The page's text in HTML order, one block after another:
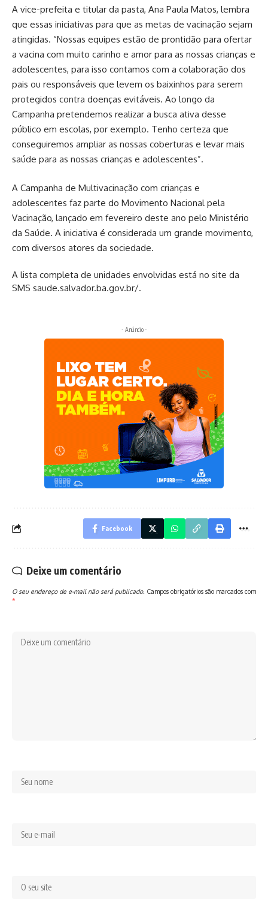
A vice-prefeita e titular da pasta, Ana Paula Matos, lembra
que essas iniciativas para que as metas de vacinação sejam
atingidas. “Nossas equipes estão de prontidão para ofertar
a vacina com muito carinho e amor para as nossas crianças e
adolescentes, para isso contamos com a colaboração dos
pais ou responsáveis que levem os baixinhos para serem
protegidos contra doenças evitáveis. Ao longo da
Campanha pretendemos realizar a busca ativa desse
público em escolas, por exemplo. Tenho certeza que
conseguiremos ampliar as nossas coberturas e levar mais
saúde para as nossas crianças e adolescentes”.
A Campanha de Multivacinação com crianças e
adolescentes faz parte do Movimento Nacional pela
Vacinação, lançado em fevereiro deste ano pelo Ministério
da Saúde. A iniciativa é considerada um grande movimento,
com diversos atores da sociedade.
A lista completa de unidades envolvidas está no site da
SMS saude.salvador.ba.gov.br/.
- Anúncio -
Facebook
Deixe um comentário
O seu endereço de e-mail não será publicado. Campos obrigatórios são marcados com
*